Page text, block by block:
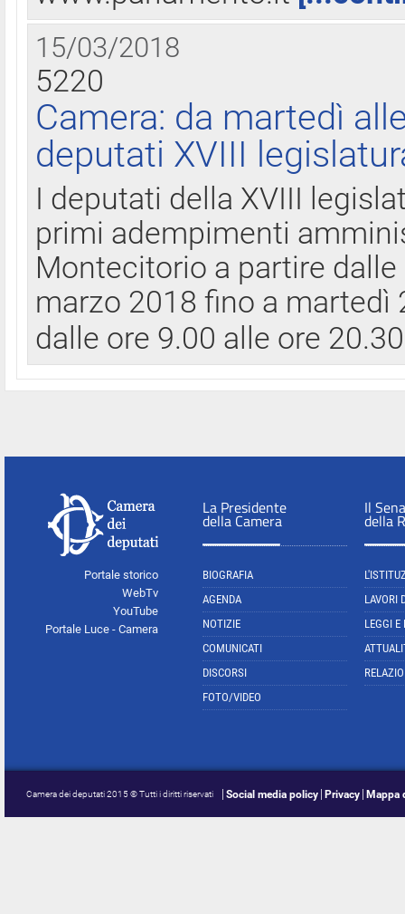
15/03/2018
5220
Camera: da martedì
deputati XVIII
I deputati della XVIII
primi adempimenti
Montecitorio a partire
marzo 2018 fino a
dalle ore 9.00 alle ore
Portale storico
WebTv
YouTube
Portale Luce - Camera
La Presidente
della Camera
BIOGRAFIA
AGENDA
NOTIZIE
COMUNICATI
DISCORSI
FOTO/VIDEO
Il
della
LAVORI
LEGGI E
Camera dei deputati 2015 © Tutti i diritti riservati Social media policy Privacy Mappa